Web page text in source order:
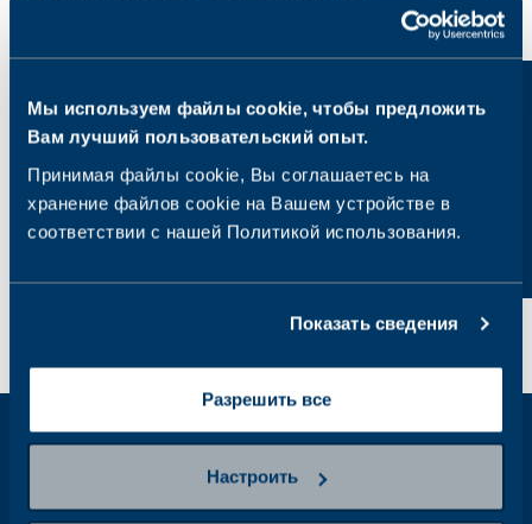
Мы используем файлы cookie, чтобы предложить
Вам лучший пользовательский опыт.
Принимая файлы cookie, Вы соглашаетесь на
хранение файлов cookie на Вашем устройстве в
соответствии с нашей Политикой использования.
Показать сведения
Разрешить все
Настроить
Получайте еженедельные новости о
здоровье на свою электронную почту